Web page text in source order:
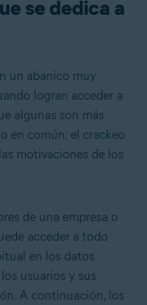
se dedica a
un abanico muy
logran acceder a
algunas son más
en común: el crackeo
motivaciones de los
de una empresa o
acceder a todo
en los datos
usuarios y sus
A continuación, los